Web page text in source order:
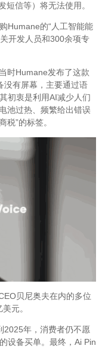
短信等）将无法使用。
的“人工智能能
开发人员和300余项专
Humane发布了这款
没有屏幕，主要通过语
初衷是利用AI减少人们
池过热、频繁给出错误
税”的标签。
贝尼奥夫在内的多位
元。
年，消费者仍不愿
设备买单。最终，Ai Pin